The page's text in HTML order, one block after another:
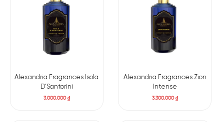
Alexandria Fragrances Isola
D’Santorini
3.000.000₫
Alexandria Fragrances Zion
Intense
3.300.000₫